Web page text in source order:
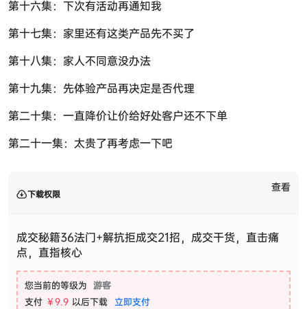
第十六集：下次有活动再通知我
第十七集：家里还有这类产品先不买了
第十八集：家人不同意没办法
第十九集：先体验产品再决定是否代理
第二十集：一直降价让价给好处客户还不下单
第二十一集：太贵了再考虑一下吧
下载权限
查看
成交秘籍36法门+解抗拒成交21招，成交干货，直击痛
点，直指核心
您当前的等级为 游客
支付 ￥9.9 以后下载 立即支付